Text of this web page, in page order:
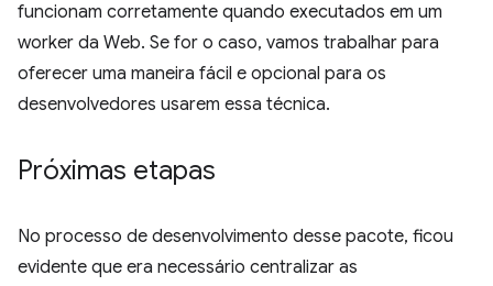
funcionam corretamente quando executados em um
worker da Web. Se for o caso, vamos trabalhar para
oferecer uma maneira fácil e opcional para os
desenvolvedores usarem essa técnica.
Próximas etapas
No processo de desenvolvimento desse pacote, ficou
evidente que era necessário centralizar as